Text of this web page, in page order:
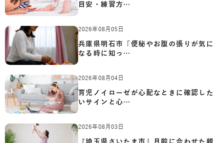
目安・練習方…
2026年08月05日
兵庫県明石市「便秘やお腹の張りが気に
なる時に知っ…
2026年08月04日
育児ノイローゼが心配なときに確認した
いサインと心…
2026年08月03日